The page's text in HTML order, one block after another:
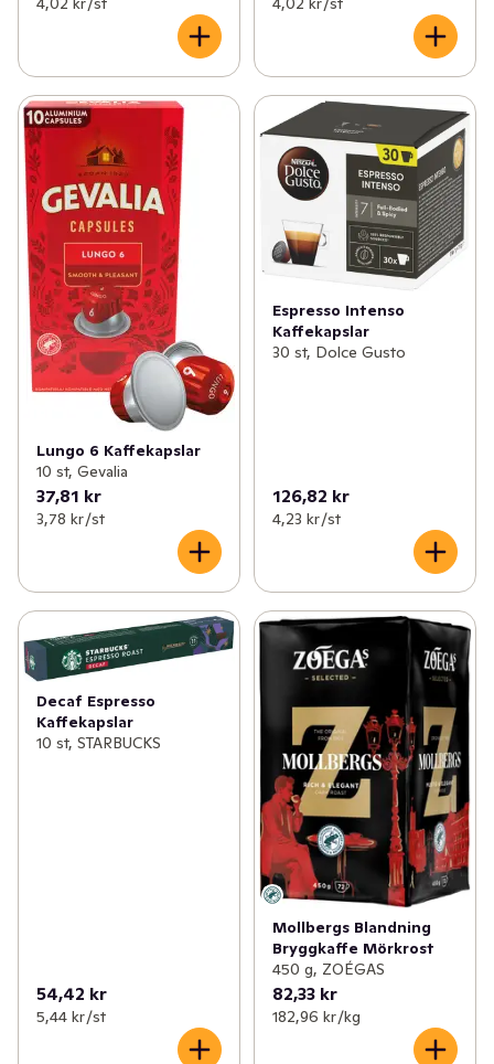
Lungo 6 Kaffekapslar
10 st, Gevalia
37,81 kr
3,78 kr /st
Espresso Intenso
Kaffekapslar
30 st, Dolce Gusto
126,82 kr
4,23 kr /st
Decaf Espresso
Kaffekapslar
10 st, STARBUCKS
54,42 kr
5,44 kr /st
Mollbergs Blandning
Bryggkaffe Mörkrost
450 g, ZOÉGAS
82,33 kr
182,96 kr /kg